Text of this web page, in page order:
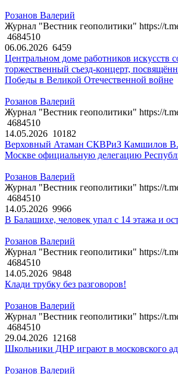
Розанов Валерий
Журнал "Вестник геополитики" https://
4684510
06.06.2026 6459
Центральном доме работников искусств
торжественный съезд-концерт,
Победы в Великой Отечественной войне
Розанов Валерий
Журнал "Вестник геополитики" https://
4684510
14.05.2026 10182
Верховный Атаман СКВРиЗ Камшилов
Москве официальную делегацию
Розанов Валерий
Журнал "Вестник геополитики" https://
4684510
14.05.2026 9966
В Балашихе, человек упал с 14 этажа и
Розанов Валерий
Журнал "Вестник геополитики" https://
4684510
14.05.2026 9848
Клади трубку без разговоров!
Розанов Валерий
Журнал "Вестник геополитики" https://
4684510
29.04.2026 12168
Школьники ДНР играют в московского
Розанов Валерий